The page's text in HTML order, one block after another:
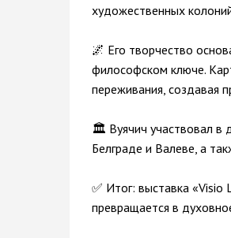
художественных
🌌 Его творчество
философском ключе.
переживания, создавая
🏛️ Вуячич участвовал в
Белграде и Валеве, а
✅ Итог: выставка «Visio
превращается в